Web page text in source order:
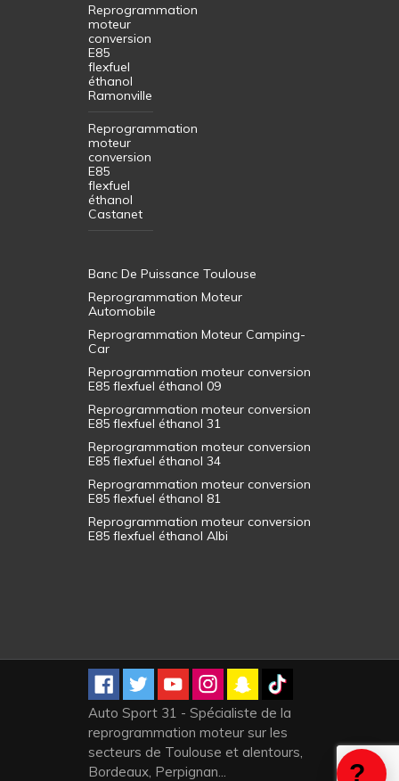
Reprogrammation
moteur
conversion
E85
flexfuel
éthanol
Ramonville
Reprogrammation
moteur
conversion
E85
flexfuel
éthanol
Castanet
Banc De Puissance Toulouse
Reprogrammation Moteur
Automobile
Reprogrammation Moteur Camping-
Car
Reprogrammation moteur conversion
E85 flexfuel éthanol 09
Reprogrammation moteur conversion
E85 flexfuel éthanol 31
Reprogrammation moteur conversion
E85 flexfuel éthanol 34
Reprogrammation moteur conversion
E85 flexfuel éthanol 81
Reprogrammation moteur conversion
E85 flexfuel éthanol Albi
Auto Sport 31 - Spécialiste de la
reprogrammation moteur sur les
secteurs de Toulouse et alentours,
Bordeaux, Perpignan...